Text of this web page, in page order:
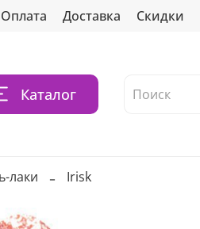
Оплата Доставка Скидки
Каталог
лаки Irisk